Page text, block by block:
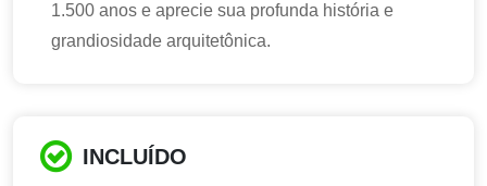
1.500 anos e aprecie sua profunda história e
grandiosidade arquitetônica.
INCLUÍDO